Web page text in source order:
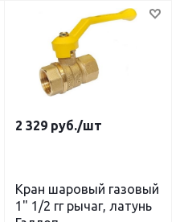
2 329 руб./шт
Кран шаровый газовый
1" 1/2 гг рычаг, латунь